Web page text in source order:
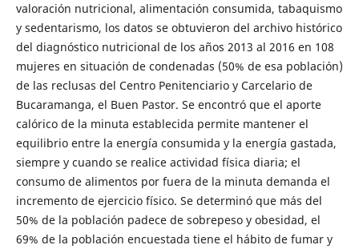
valoración nutricional, alimentación consumida, tabaquismo
y sedentarismo, los datos se obtuvieron del archivo histórico
del diagnóstico nutricional de los años 2013 al 2016 en 108
mujeres en situación de condenadas (50% de esa población)
de las reclusas del Centro Penitenciario y Carcelario de
Bucaramanga, el Buen Pastor. Se encontró que el aporte
calórico de la minuta establecida permite mantener el
equilibrio entre la energía consumida y la energía gastada,
siempre y cuando se realice actividad física diaria; el
consumo de alimentos por fuera de la minuta demanda el
incremento de ejercicio físico. Se determinó que más del
50% de la población padece de sobrepeso y obesidad, el
69% de la población encuestada tiene el hábito de fumar y